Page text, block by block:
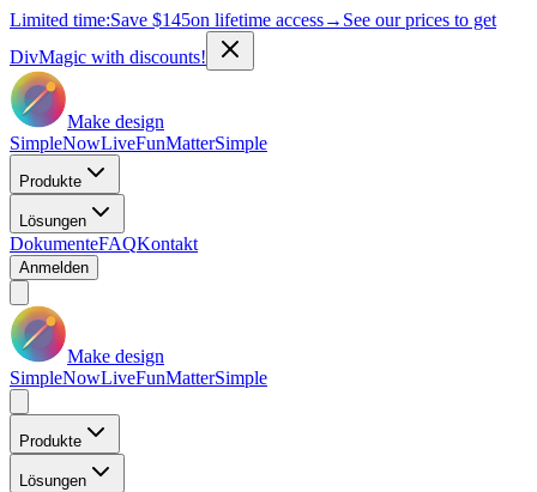
Limited time:Save $145on lifetime access→ See our prices to get
DivMagic with discounts!
Make design
SimpleNowLiveFunMatterSimple
Produkte
Lösungen
DokumenteFAQKontakt
Anmelden
Make design
SimpleNowLiveFunMatterSimple
Produkte
Lösungen